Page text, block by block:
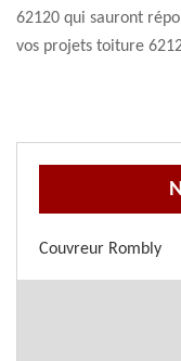
62120 qui sauront
vos projets toiture
Couvreur Rombly